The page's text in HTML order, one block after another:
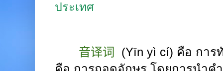
ประเทศ
音译词 (Yīn yì cí) คือ การ